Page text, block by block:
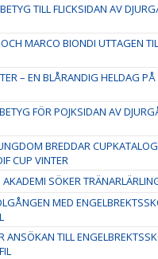
TILL FLICKSIDAN AV
MARCO BIONDI UTTAGEN
– EN BLÅRANDIG HELDAG PÅ
FÖR POJKSIDAN AV
BREDDAR
CUP VINTER
SÖKER
MED
ANSÖKAN TILL